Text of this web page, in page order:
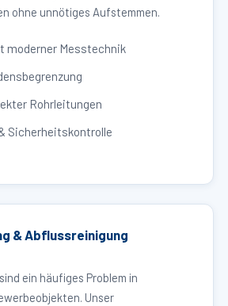
ohne unnötiges Aufstemmen.
moderner Messtechnik
Rohrleitungen
Sicherheitskontrolle
& Abflussreinigung
ein häufiges Problem in
Unser